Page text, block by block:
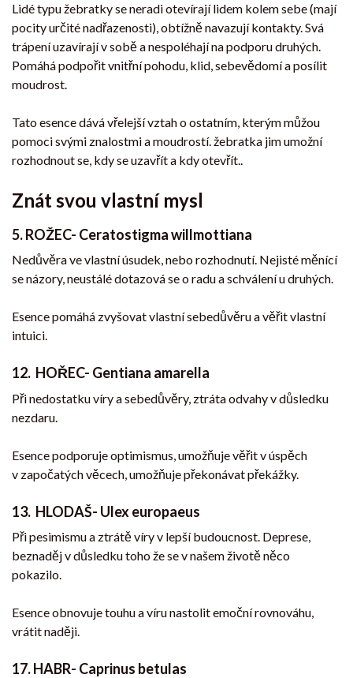
Lidé typu žebratky se neradi otevírají lidem kolem sebe (mají
pocity určité nadřazenosti), obtížně navazují kontakty. Svá
trápení uzavírají v sobě a nespoléhají na podporu druhých.
Pomáhá podpořit vnitřní pohodu, klid, sebevědomí a posílit
moudrost.
Tato esence dává vřelejší vztah o ostatním, kterým můžou
pomoci svými znalostmi a moudrostí. žebratka jim umožní
rozhodnout se, kdy se uzavřít a kdy otevřít..
Znát svou vlastní mysl
5. ROŽEC- Ceratostigma willmottiana
Nedůvěra ve vlastní úsudek, nebo rozhodnutí. Nejisté měnící
se názory, neustálé dotazová se o radu a schválení u druhých.
Esence pomáhá zvyšovat vlastní sebedůvěru a věřit vlastní
intuici.
12. HOŘEC- Gentiana amarella
Při nedostatku víry a sebedůvěry, ztráta odvahy v důsledku
nezdaru.
Esence podporuje optimismus, umožňuje věřit v úspěch
v započatých věcech, umožňuje překonávat překážky.
13. HLODAŠ- Ulex europaeus
Při pesimismu a ztrátě víry v lepší budoucnost. Deprese,
beznaděj v důsledku toho že se v našem životě něco
pokazilo.
Esence obnovuje touhu a víru nastolit emoční rovnováhu,
vrátit naději.
17.HABR- Caprinus betulas